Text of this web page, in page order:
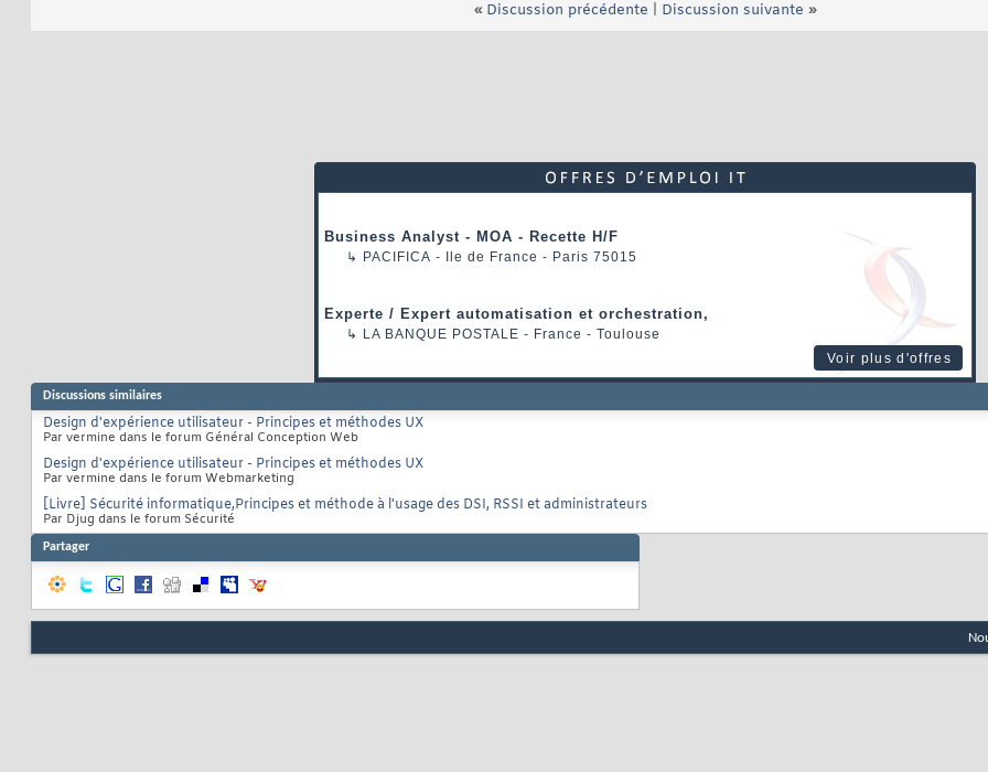
« Discussion précédente Discussion suivante »
Business Analyst - MOA - Recette H/F
↳ PACIFICA - Ile de France - Paris 75015
Experte / Expert automatisation et orchestration,
↳ LA BANQUE POSTALE - France - Toulouse
Voir plus d'offres
Discussions similaires
Design d'expérience utilisateur - Principes et méthodes UX
Par vermine dans le forum Général Conception Web
Design d'expérience utilisateur - Principes et méthodes UX
Par vermine dans le forum Webmarketing
[Livre] Sécurité informatique,Principes et méthode à l'usage des DSI, RSSI et administrateurs
Par Djug dans le forum Sécurité
Partager